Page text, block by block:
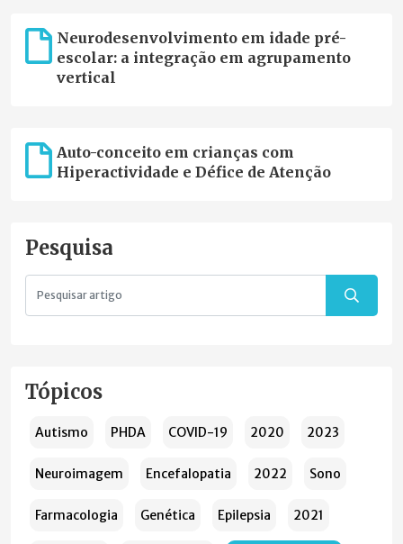
Neurodesenvolvimento em idade pré-
escolar: a integração em agrupamento
vertical
Auto-conceito em crianças com
Hiperactividade e Défice de Atenção
Pesquisa
Tópicos
Autismo PHDA COVID-19 2020 2023
Neuroimagem Encefalopatia 2022 Sono
Farmacologia Genética Epilepsia 2021